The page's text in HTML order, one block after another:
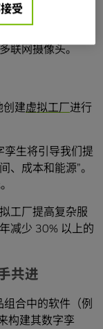
磅。为了能够精
联网摄像头。
创建虚拟工厂进行
孪生将引导我们提
、成本和能源”。
工厂提高复杂服
减少 30% 以上的
共进
合中的软件（例
构建其数字孪
受